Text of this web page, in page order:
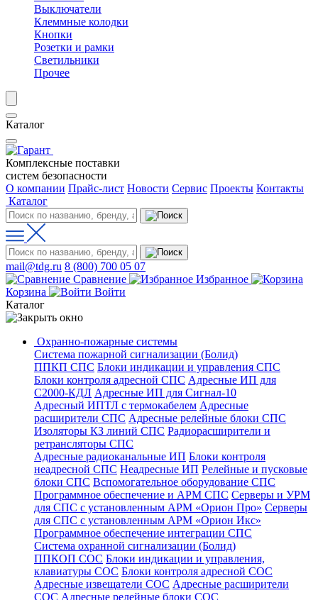
Выключатели
Клеммные колодки
Кнопки
Розетки и рамки
Светильники
Прочее
Каталог
Комплексные поставки
систем безопасности
О компании Прайс-лист Новости Сервис Проекты Контакты
Каталог
mail@tdg.ru 8 (800) 700 05 07
Сравнение
Избранное
Корзина
Войти
Каталог
Охранно-пожарные системы
Система пожарной сигнализации (Болид)
ППКП СПС Блоки индикации и управления СПС
Блоки контроля адресной СПС Адресные ИП для
С2000-КДЛ Адресные ИП для Сигнал-10
Адресный ИПТЛ с термокабелем Адресные
расширители СПС Адресные релейные блоки СПС
Изоляторы КЗ линий СПС Радиорасширители и
ретрансляторы СПС
Адресные радиоканальные ИП Блоки контроля
неадресной СПС Неадресные ИП Релейные и пусковые
блоки СПС Вспомогательное оборудование СПС
Программное обеспечение и АРМ СПС Серверы и УРМ
для СПС с установленным АРМ «Орион Про» Серверы
для СПС с установленным АРМ «Орион Икс»
Программное обеспечение интеграции СПС
Система охранной сигнализации (Болид)
ППКОП СОС Блоки индикации и управления,
клавиатуры СОС Блоки контроля адресной СОС
Адресные извещатели СОС Адресные расширители
СОС Адресные релейные блоки СОС